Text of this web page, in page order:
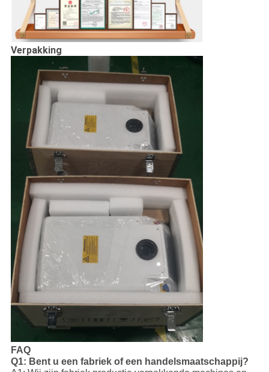
Verpakking
FAQ
Q1: Bent u een fabriek of een handelsmaatschappij?